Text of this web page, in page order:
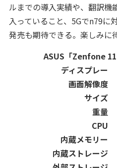
ルまでの導入実績や、翻訳機
入っていること、5Gでn79に
発売も期待できる。楽しみに
ASUS「Zenfone
ディスプレー
画面解像度
サイズ
重量
CPU
内蔵メモリー
内蔵ストレージ